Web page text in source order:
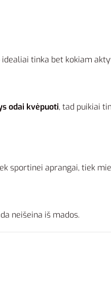
tinka bet kokiam
odai kvėpuoti, tad puikiai
sportinei aprangai, tiek
neišeina iš mados.